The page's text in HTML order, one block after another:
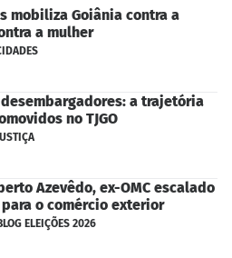
mobiliza Goiânia contra a
a mulher
a trajetória
no TJGO
Azevêdo, ex-OMC escalado
o comércio exterior
ELEIÇÕES 2026